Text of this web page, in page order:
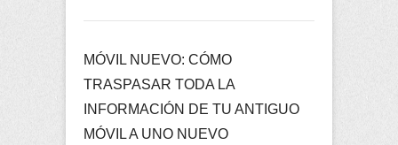
MÓVIL NUEVO: CÓMO
TRASPASAR TODA LA
INFORMACIÓN DE TU ANTIGUO
MÓVIL A UNO NUEVO